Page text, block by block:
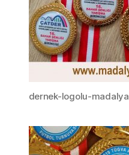
dernek-logolu-madalya